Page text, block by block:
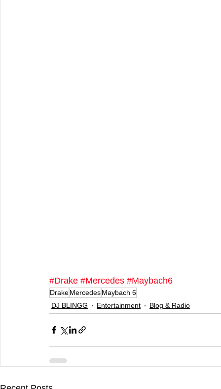
#Drake #Mercedes #Maybach6
DrakeMercedesMaybach 6
DJ BLINGG
Entertainment Blog & Radio